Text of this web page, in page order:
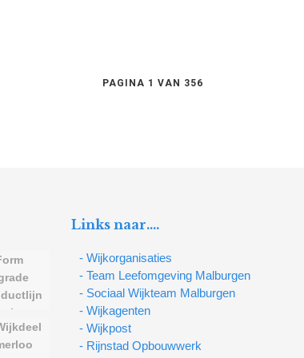
PAGINA 1 VAN 356
Links naar….
- Wijkorganisaties
- Team Leefomgeving Malburgen
- Sociaal Wijkteam Malburgen
- Wijkagenten
- Wijkpost
- Rijnstad Opbouwwerk